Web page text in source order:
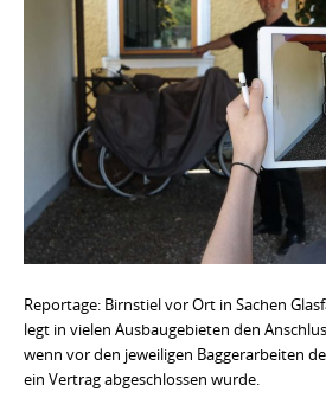
Reportage: Birnstiel vor Ort in Sachen
legt in vielen Ausbaugebieten den
wenn vor den jeweiligen Baggerarbeiten
ein Vertrag abgeschlossen wurde.